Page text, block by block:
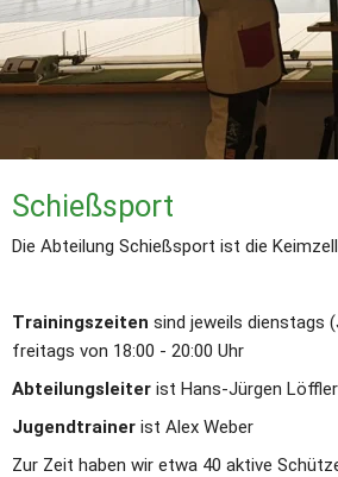
Schießsport
Die Abteilung Schießsport ist die
Trainingszeiten sind jeweils dienstags
freitags von 18:00 - 20:00 Uhr
Abteilungsleiter ist Hans-Jürgen Löffler
Jugendtrainer ist Alex Weber
Zur Zeit haben wir etwa 40 aktive